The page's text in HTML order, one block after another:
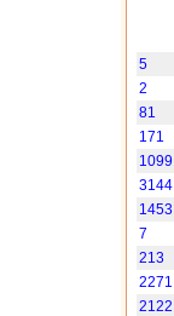
5
2
81
171
1099
3144
1453
7
213
2271
2122